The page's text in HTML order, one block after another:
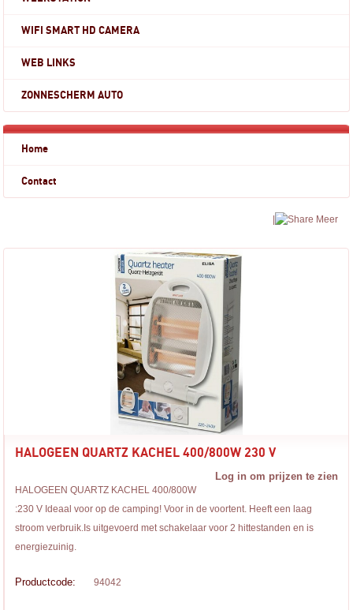
WIFI SMART HD CAMERA
WEB LINKS
ZONNESCHERM AUTO
Home
Contact
Meer
HALOGEEN QUARTZ KACHEL 400/800W 230 V
Log in om prijzen te zien
HALOGEEN QUARTZ KACHEL 400/800W
:230 V Ideaal voor op de camping! Voor in de voortent. Heeft een laag
stroom verbruik.Is uitgevoerd met schakelaar voor 2 hittestanden en is
energiezuinig.
Productcode: 94042